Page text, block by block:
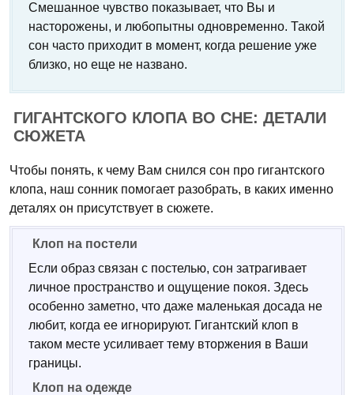
Смешанное чувство показывает, что Вы и
насторожены, и любопытны одновременно. Такой
сон часто приходит в момент, когда решение уже
близко, но еще не названо.
ГИГАНТСКОГО КЛОПА ВО СНЕ: ДЕТАЛИ
СЮЖЕТА
Чтобы понять, к чему Вам снился сон про гигантского
клопа, наш сонник помогает разобрать, в каких именно
деталях он присутствует в сюжете.
Клоп на постели
Если образ связан с постелью, сон затрагивает
личное пространство и ощущение покоя. Здесь
особенно заметно, что даже маленькая досада не
любит, когда ее игнорируют. Гигантский клоп в
таком месте усиливает тему вторжения в Ваши
границы.
Клоп на одежде